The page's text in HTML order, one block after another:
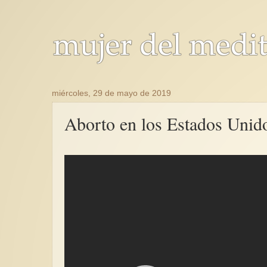
miércoles, 29 de mayo de 2019
Aborto en los Estados